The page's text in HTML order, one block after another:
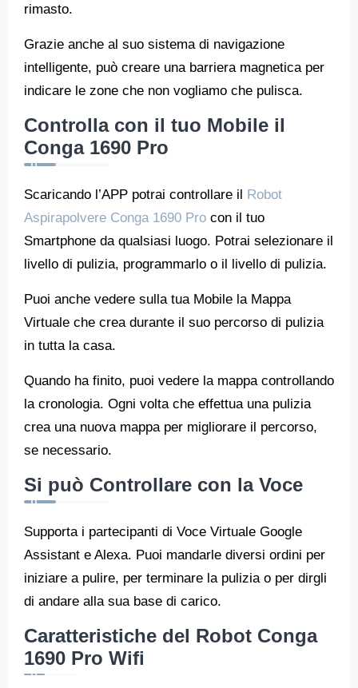
rimasto.
Grazie anche al suo sistema di navigazione
intelligente, può creare una barriera magnetica per
indicare le zone che non vogliamo che pulisca.
Controlla con il tuo Mobile il
Conga 1690 Pro
Scaricando l’APP potrai controllare il Robot
Aspirapolvere Conga 1690 Pro con il tuo
Smartphone da qualsiasi luogo. Potrai selezionare il
livello di pulizia, programmarlo o il livello di pulizia.
Puoi anche vedere sulla tua Mobile la Mappa
Virtuale che crea durante il suo percorso di pulizia
in tutta la casa.
Quando ha finito, puoi vedere la mappa controllando
la cronologia. Ogni volta che effettua una pulizia
crea una nuova mappa per migliorare il percorso,
se necessario.
Si può Controllare con la Voce
Supporta i partecipanti di Voce Virtuale Google
Assistant e Alexa. Puoi mandarle diversi ordini per
iniziare a pulire, per terminare la pulizia o per dirgli
di andare alla sua base di carico.
Caratteristiche del Robot Conga
1690 Pro Wifi